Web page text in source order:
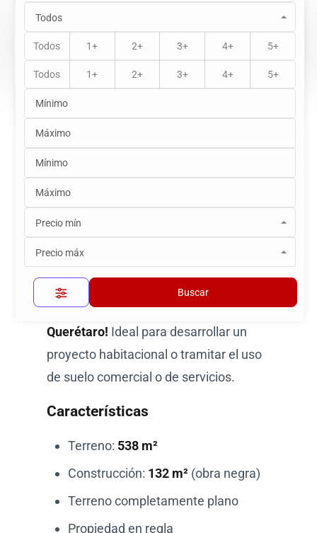
Precio mín
Precio máx
Todos 1+ 2+ 3+ 4+ 5+
Todos 1+ 2+ 3+ 4+ 5+
Todos
Buscar
$3,680,000
Venta
Descripción
🏡 Terreno en Venta en
Jardines de la Alborada, San
Pablo
¡Excelente oportunidad de inversión en
una ubicación estratégica de
Querétaro! Ideal para desarrollar un
proyecto habitacional o tramitar el uso
de suelo comercial o de servicios.
Características
Terreno: 538 m²
Construcción: 132 m² (obra negra)
Terreno completamente plano
Propiedad en regla